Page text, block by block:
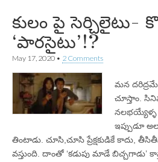
కులం పై
‘పారసైటు’!?
May 17, 2020 • 2 Comments
మన
చూస్తాం.
నలభయ్యేళ్ళ
ఇప్పుడూ
తింటాడు. చూసి,చూసి ప్రేక్షకుడికే కాదు,
వస్తుంది. దాంతో ‘కడుపు మాడే బిచ్చగాడు’